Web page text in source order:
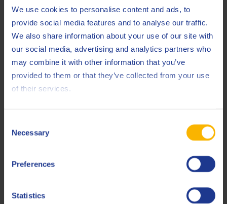
We use cookies to personalise content and ads, to
provide social media features and to analyse our traffic.
We also share information about your use of our site with
our social media, advertising and analytics partners who
may combine it with other information that you’ve
provided to them or that they’ve collected from your use
of their services.
Selection
Necessary
Preferences
Statistics
Plan directeur de rénovation de 100 millions de
dollars
Pour soutenir le programme ambitieux d’expansion que
Q8Oils mène en Europe et dans le reste du monde, Q8Oils a
décidé de lancer un plan directeur de rénovation pour
l’usine de mélange d’Anvers. Au cours de la première phase,
ont été rénovés, moyennant un investissement de près de 30
millions de dollars. De 2012 à 2015, Q8Oils a dépensé 70
millions de dollars supplémentaires pour la construction
d’un entrepôt d’emballages vides, une nouvelle installation
nouvel entrepôt pour le stockage des additifs.